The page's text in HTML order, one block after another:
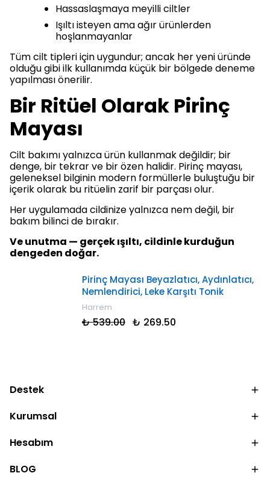
Hassaslaşmaya meyilli ciltler
Işıltı isteyen ama ağır ürünlerden
hoşlanmayanlar
Tüm cilt tipleri için uygundur; ancak her yeni üründe
olduğu gibi ilk kullanımda küçük bir bölgede deneme
yapılması önerilir.
Bir Ritüel Olarak Pirinç
Mayası
Cilt bakımı yalnızca ürün kullanmak değildir; bir
denge, bir tekrar ve bir özen halidir. Pirinç mayası,
geleneksel bilginin modern formüllerle buluştuğu bir
içerik olarak bu ritüelin zarif bir parçası olur.
Her uygulamada cildinize yalnızca nem değil, bir
bakım bilinci de bırakır.
Ve unutma — gerçek ışıltı, cildinle kurduğun
dengeden doğar.
Pirinç Mayası Beyazlatıcı, Aydınlatıcı,
Nemlendirici, Leke Karşıtı Tonik
Harrem
₺ 539.00 ₺ 269.50
Destek
Kurumsal
Hesabım
BLOG